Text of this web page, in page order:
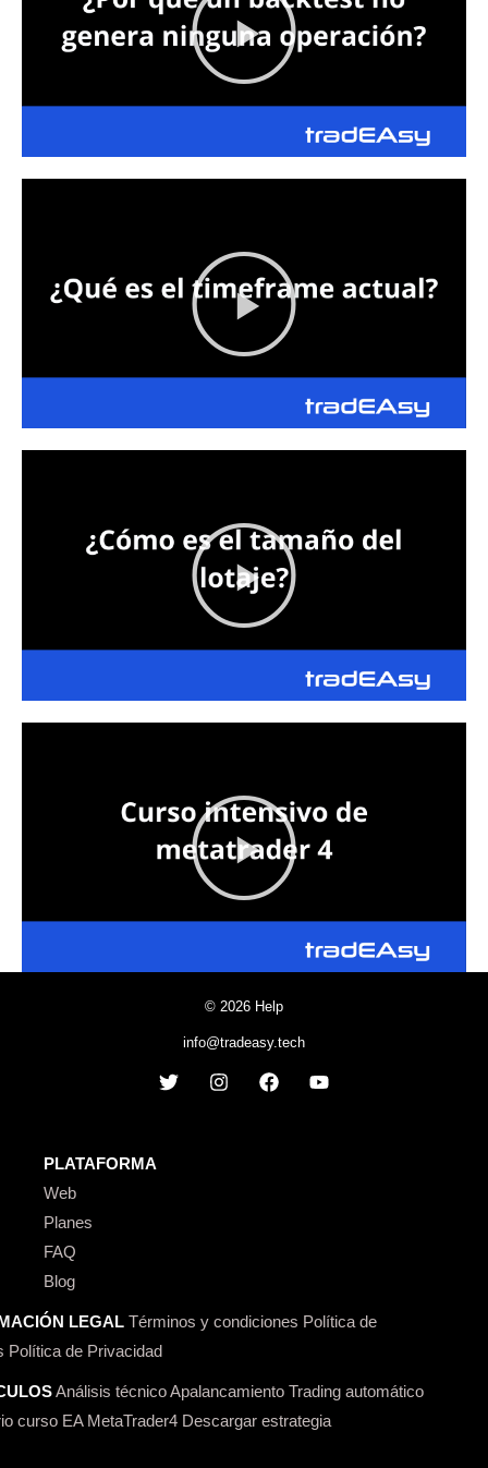
© 2026 Help
info@tradeasy.tech
PLATAFORMA
Web
Planes
FAQ
Blog
LEGAL Términos y condiciones Política de
Política de Privacidad
Análisis técnicoApalancamiento Trading automático
curso EA MetaTrader4 Descargar estrategia